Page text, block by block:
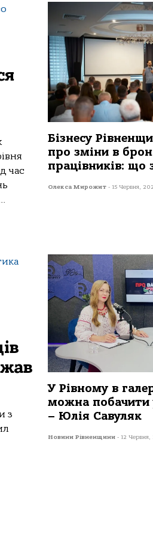
час
Бізнесу
про зміни в
працівників: що
Олекса Мирожит - 15 Червня,
з
У Рівному в
можна побачити
– Юлія Савуляк
Новини Рівненщини - 12